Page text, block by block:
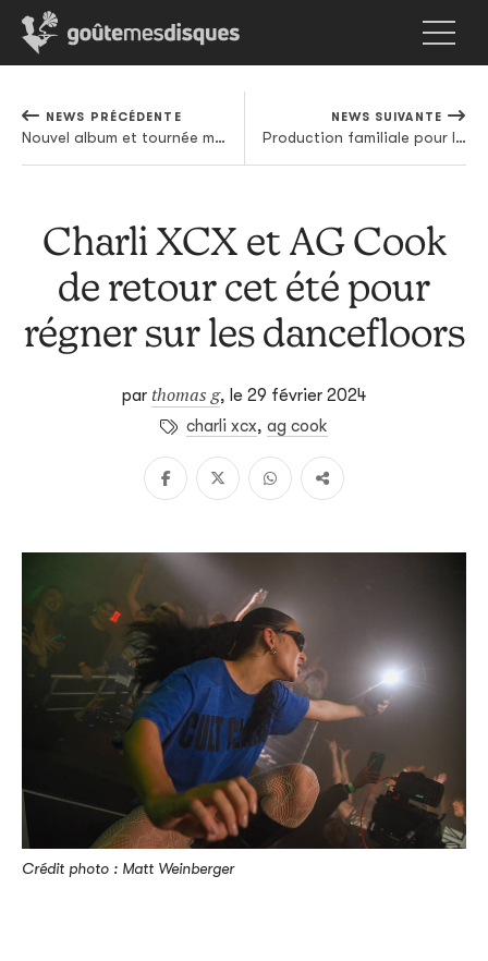
NEWS PRÉCÉDENTE
Nouvel album et tournée mondiale pour Cigarettes After Sex
NEWS SUIVANTE
Production familiale pour le nouveau Cardi B
Charli XCX et AG Cook
de retour cet été pour
régner sur les dancefloors
par thomas g, le 29 février 2024
charli xcx, ag cook
Crédit photo : Matt Weinberger